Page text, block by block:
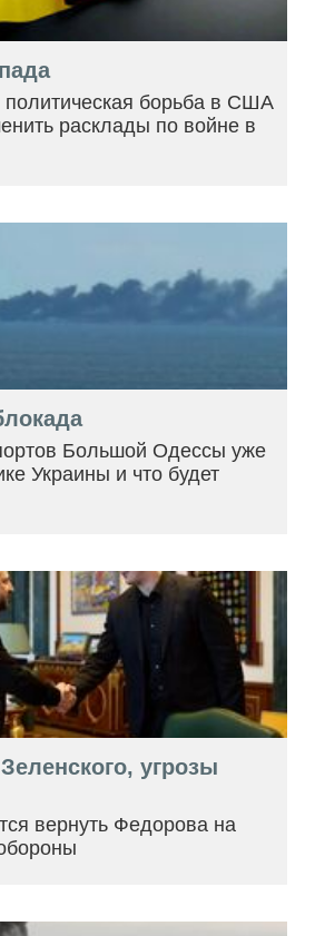
политическая борьба в США
расклады по войне в
Большой Одессы уже
Украины и что будет
угрозы
вернуть Федорова на